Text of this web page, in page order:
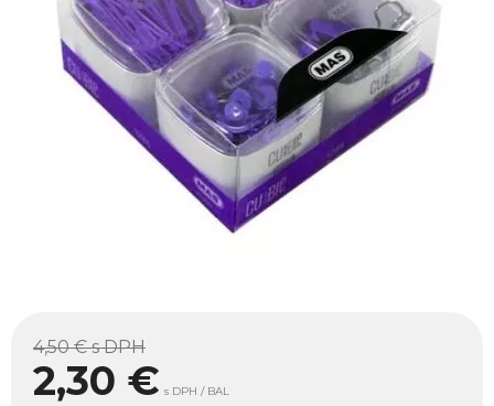
4,50 €s DPH
2,30 € s DPH / BAL